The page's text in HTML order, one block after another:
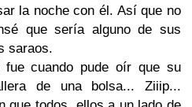
la noche con él. Así que no
que sería alguno de sus
saraos.
cuando pude oír que su
de una bolsa... Ziiip...